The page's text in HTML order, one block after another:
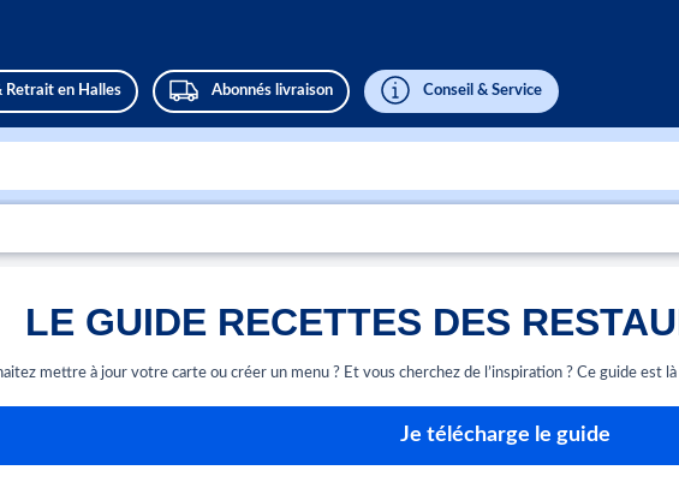
Retrait en Halles Abonnés livraison Conseil & Service
LE GUIDE RECETTES DES
mettre à jour votre carte ou créer un menu ? Et vous cherchez de l’inspiration ? Ce guide est
Je télécharge le guide